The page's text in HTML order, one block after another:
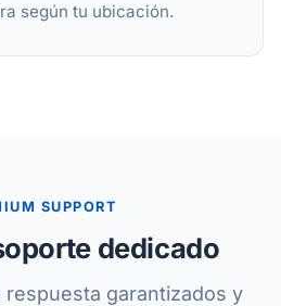
según tu ubicación.
SUPPORT
dedicado
garantizados y